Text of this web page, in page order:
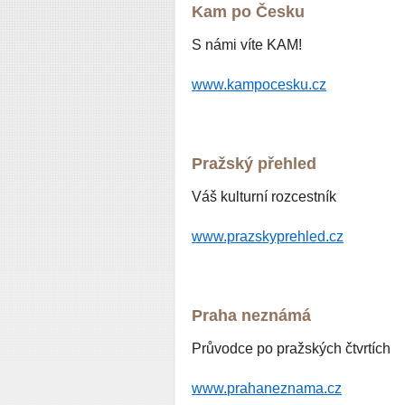
Kam po Česku
S námi víte KAM!
www.kampocesku.cz
Pražský přehled
Váš kulturní rozcestník
www.prazskyprehled.cz
Praha neznámá
Průvodce po pražských čtvrtích
www.prahaneznama.cz